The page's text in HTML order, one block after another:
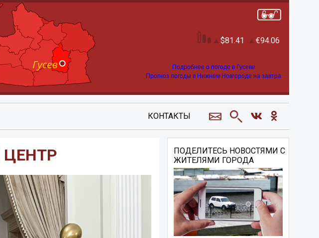
81.41 94.06
Подробнее о погоде в Гусеве
Прогноз погоды в Нижнем Новгороде на завтра
КОНТАКТЫ
ЦЕНТР
ПОДЕЛИТЕСЬ НОВОСТЯМИ С
ЖИТЕЛЯМИ ГОРОДА